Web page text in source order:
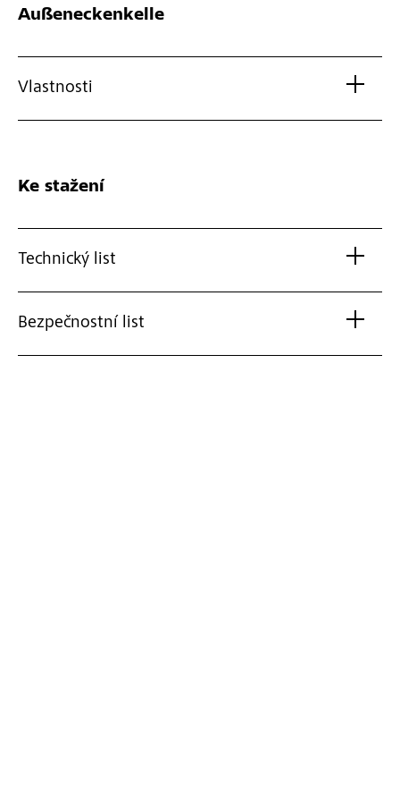
Außeneckenkelle
Vlastnosti
Ke stažení
Technický list
Bezpečnostní list